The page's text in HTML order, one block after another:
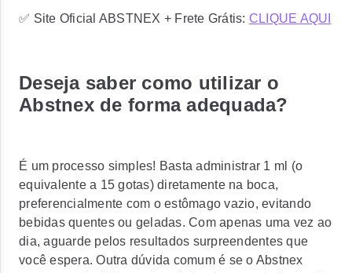
✅ Site Oficial ABSTNEX + Frete Grátis: CLIQUE AQUI
Deseja saber como utilizar o
Abstnex de forma adequada?
É um processo simples! Basta administrar 1 ml (o
equivalente a 15 gotas) diretamente na boca,
preferencialmente com o estômago vazio, evitando
bebidas quentes ou geladas. Com apenas uma vez ao
dia, aguarde pelos resultados surpreendentes que
você espera. Outra dúvida comum é se o Abstnex